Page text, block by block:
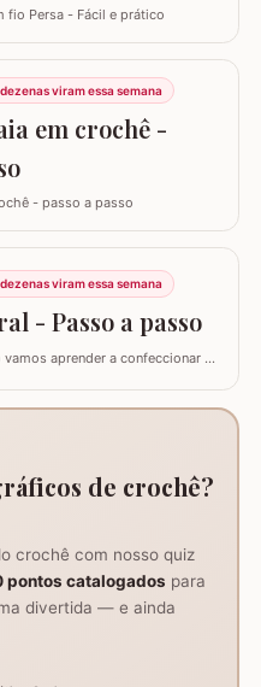
fio Persa - Fácil e prático
viram essa semana
em crochê -
Bolsa de praia em crochê - passo a passo
viram essa semana
- Passo a passo
aprender a confeccionar o
flores e folhas. Se for utilizar
um fio…
de crochê?
crochê com nosso quiz
pontos catalogados para
divertida — e ainda